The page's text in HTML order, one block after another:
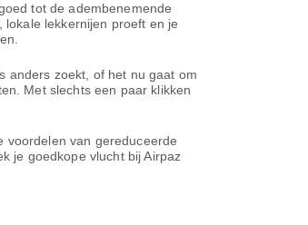
tot de adembenemende
lekkernijen proeft en je
anders zoekt, of het nu gaat om
Met slechts een paar klikken
voordelen van gereduceerde
je goedkope vlucht bij Airpaz